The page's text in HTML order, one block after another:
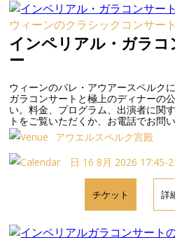
ウィーンのクラシックコンサート
インペリアル・ガラ
ー
ウィーンのパレ・アウアースペルク
ガラコンサートと極上のディナーの
い。料金、プログラム、出演者に関
トをご覧いただくか、お電話でお問
アウエルスペルク宮殿
日 16 8月 2026 17:45-
チケット 詳